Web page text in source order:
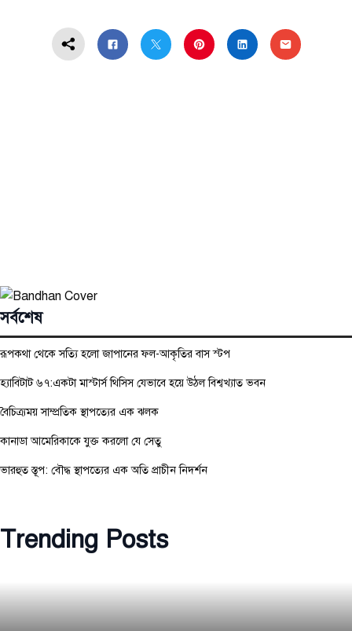
সর্বশেষ
রূপকথা থেকে সত্যি হলো জাপানের ফল-আকৃতির বাস স্টপ
হ্যাবিটাট ৬৭:একটা মাস্টার্স থিসিস যেভাবে হয়ে উঠল বিশ্বখ্যাত ভবন
বৈচিত্র্যময় সাম্প্রতিক স্থাপত্যের এক ঝলক
কানাডা আমেরিকাকে যুক্ত করলো যে সেতু
ভারহুত স্তূপ: বৌদ্ধ স্থাপত্যের এক অতি প্রাচীন নিদর্শন
Trending Posts